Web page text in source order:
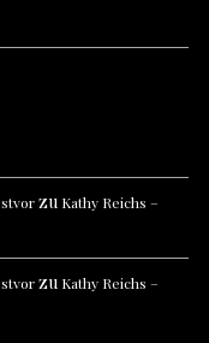
zu Kathy Reichs –
zu Kathy Reichs –